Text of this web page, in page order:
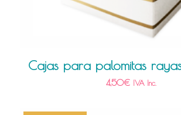
Cajas para palomitas
4,50€ IVA Inc.